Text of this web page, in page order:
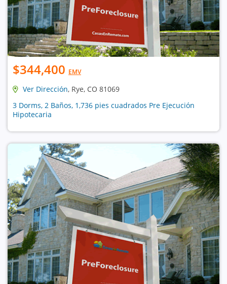
$344,400 EMV
Ver Dirección, Rye, CO 81069
3 Dorms, 2 Baños, 1,736 pies cuadrados Pre Ejecución
Hipotecaria